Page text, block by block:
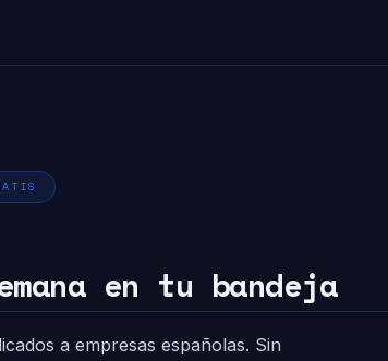
en tu bandeja
a empresas españolas. Sin